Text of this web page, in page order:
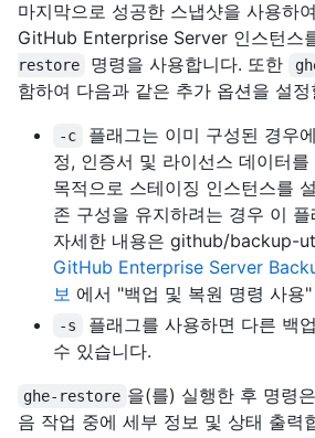
마지막으로 성공한 스냅샷을 사용하
GitHub Enterprise Server 인스턴스
restore
명령을 사용합니다. 또한
함하여 다음과 같은 추가 옵션을 설
-c
플래그는 이미 구성된 경우
정, 인증서 및 라이선스 데이터
목적으로 스테이징 인스턴스를
존 구성을 유지하려는 경우 이
자세한 내용은 github/backup-
GitHub Enterprise Server
보 에서 "백업 및 복원 명령 사용
-s
플래그를 사용하면 다른 백
수 있습니다.
ghe-restore 을(를) 실행한 후 명령
음 작업 중에 세부 정보 및 상태 출력